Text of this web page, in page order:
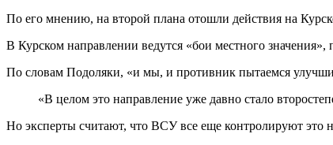
По его мнению, на второй плана отошли действия на
В Курском направлении ведутся «бои местного значения»,
По словам Подоляки, «и мы, и противник пытаемся
«В целом это направление уже давно стало
Но эксперты считают, что ВСУ все еще контролируют это